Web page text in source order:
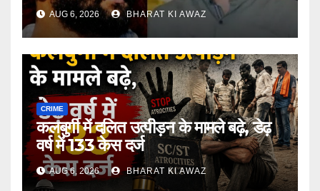
AUG 6, 2026 BHARAT KI AWAZ
CRIME
कलबुर्गी में दलित उत्पीड़न के मामले बढ़े, डेढ़
वर्ष में 133 केस दर्ज
AUG 6, 2026 BHARAT KI AWAZ